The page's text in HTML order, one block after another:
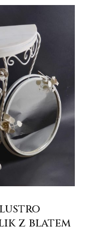
lustro
z blatem